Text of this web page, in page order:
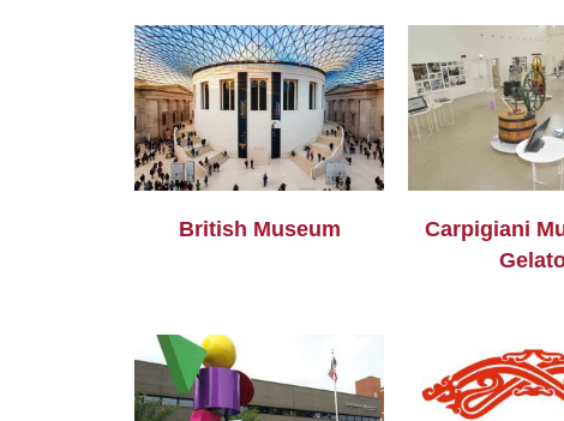
British Museum
Carpigiani